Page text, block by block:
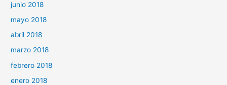
junio 2018
mayo 2018
abril 2018
marzo 2018
febrero 2018
enero 2018